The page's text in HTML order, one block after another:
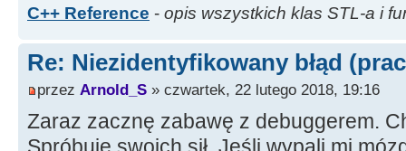
C++ Reference - opis wszystkich klas STL-a i
Re: Niezidentyfikowany błąd
przez Arnold_S » czwartek, 22 lutego 2018, 19:16
Zaraz zacznę zabawę z debuggerem.
Spróbuję swoich sił. Jeśli wypali mi